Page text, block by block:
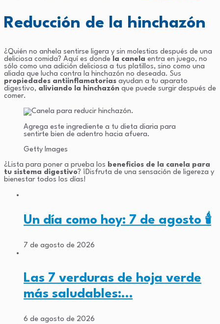
Reducción de la hinchazón
¿Quién no anhela sentirse ligera y sin molestias después de una
deliciosa comida? Aquí es donde la canela entra en juego, no
sólo como una adición deliciosa a tus platillos, sino como una
aliada que lucha contra la hinchazón no deseada. Sus
propiedades antiinflamatorias ayudan a tu aparato
digestivo, aliviando la hinchazón que puede surgir después de
comer.
Agrega este ingrediente a tu dieta diaria para
sentirte bien de adentro hacia afuera.
Getty Images
¿Lista para poner a prueba los beneficios de la canela para
tu sistema digestivo? ¡Disfruta de una sensación de ligereza y
bienestar todos los días!
Un día como hoy: 7 de agosto 🕯️
7 de agosto de 2026
Las 7 verduras de hoja verde
más saludables:…
6 de agosto de 2026